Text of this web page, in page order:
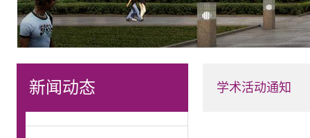
新闻动态 学术活动通知